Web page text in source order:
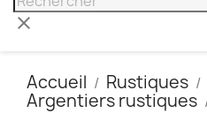
clear
Accueil Rustiques
Argentiers rustiques